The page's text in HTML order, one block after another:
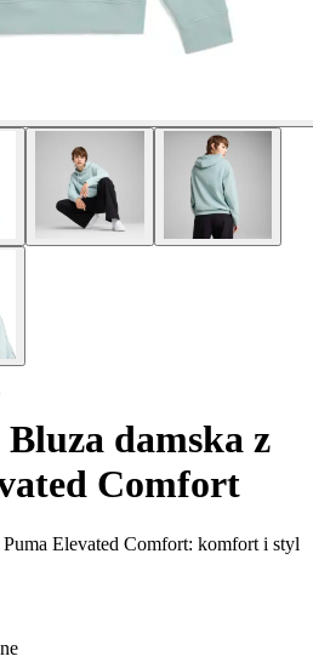
Bluza damska z
Comfort
Elevated Comfort: komfort i styl